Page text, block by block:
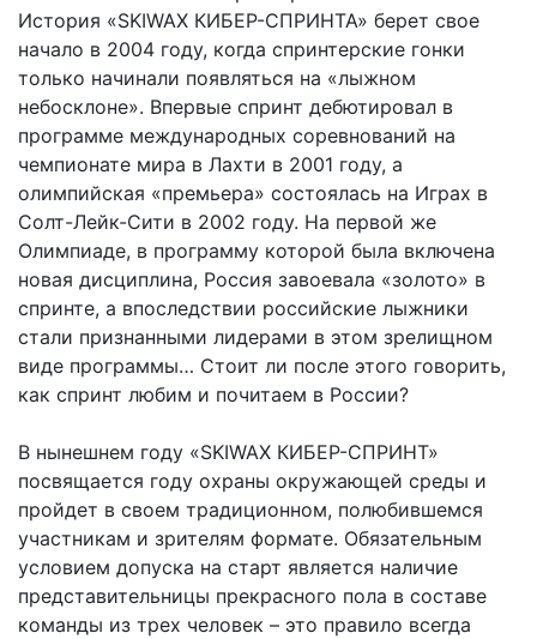
История «SKIWAX КИБЕР-СПРИНТА» берет свое
начало в 2004 году, когда спринтерские гонки
только начинали появляться на «лыжном
небосклоне». Впервые спринт дебютировал в
программе международных соревнований на
чемпионате мира в Лахти в 2001 году, а
олимпийская «премьера» состоялась на Играх в
Солт-Лейк-Сити в 2002 году. На первой же
Олимпиаде, в программу которой была включена
новая дисциплина, Россия завоевала «золото» в
спринте, а впоследствии российские лыжники
стали признанными лидерами в этом зрелищном
виде программы… Стоит ли после этого говорить,
как спринт любим и почитаем в России?
В нынешнем году «SKIWAX КИБЕР-СПРИНТ»
посвящается году охраны окружающей среды и
пройдет в своем традиционном, полюбившемся
участникам и зрителям формате. Обязательным
условием допуска на старт является наличие
представительницы прекрасного пола в составе
команды из трех человек – это правило всегда